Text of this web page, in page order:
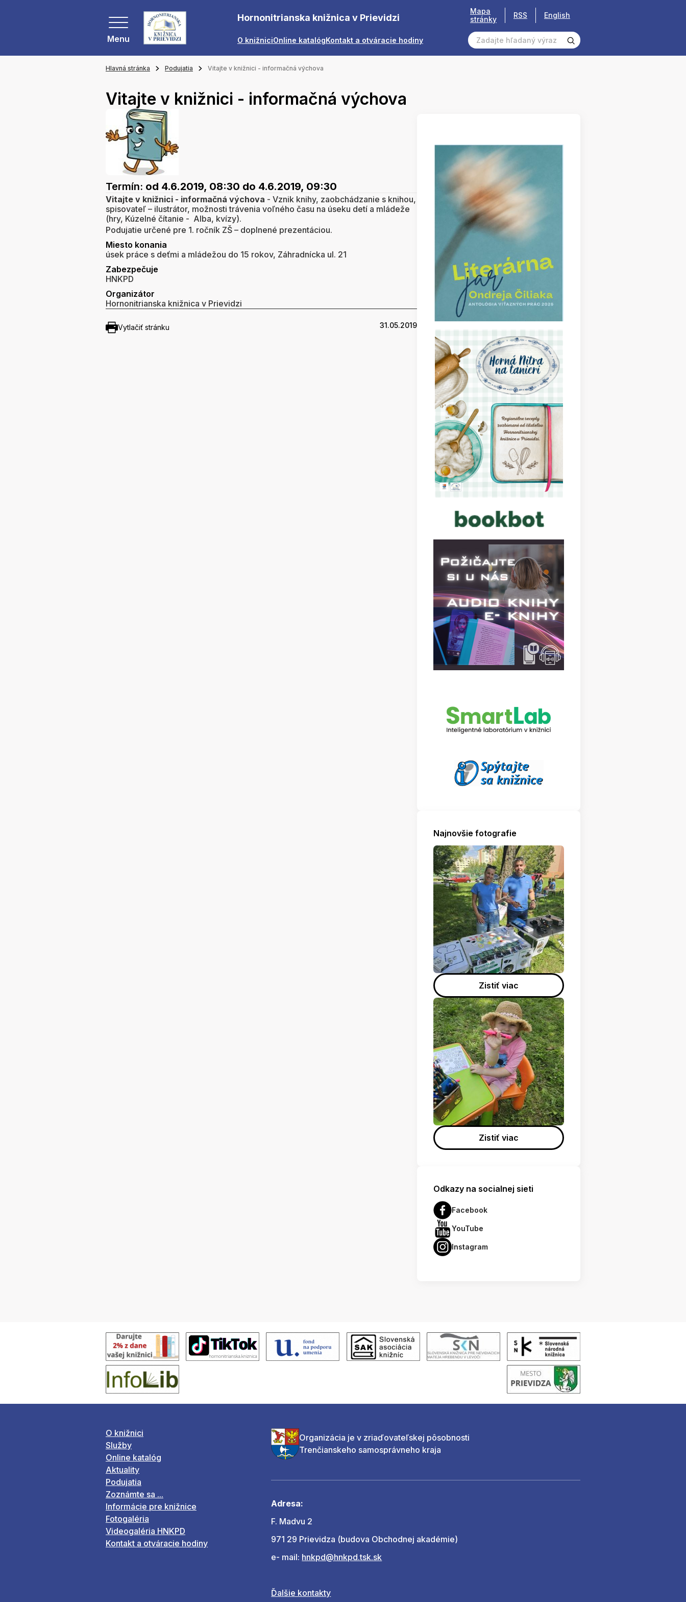
Menu
Hornonitrianska knižnica v Prievidzi
O knižniciOnline katalógKontakt a otváracie hodiny
Mapa
stránky
RSS English
Hlavná stránka Podujatia Vitajte v knižnici - informačná výchova
Vitajte v knižnici - informačná výchova
Termín: od 4.6.2019, 08:30 do 4.6.2019, 09:30
Vitajte v knižnici - informačná výchova - Vznik knihy, zaobchádzanie s knihou,
spisovateľ – ilustrátor, možnosti trávenia voľného času na úseku detí a mládeže
(hry, Kúzelné čítanie - Alba, kvízy).
Podujatie určené pre 1. ročník ZŠ – doplnené prezentáciou.
Miesto konania
úsek práce s deťmi a mládežou do 15 rokov, Záhradnícka ul. 21
Zabezpečuje
HNKPD
Organizátor
Hornonitrianska knižnica v Prievidzi
Vytlačiť stránku 31.05.2019
Najnovšie fotografie
Zistiť viac
Zistiť viac
Odkazy na socialnej sieti
Facebook
YouTube
Instagram
O knižnici
Služby
Online katalóg
Aktuality
Podujatia
Zoznámte sa ...
Informácie pre knižnice
Fotogaléria
Videogaléria HNKPD
Kontakt a otváracie hodiny
Organizácia je v zriaďovateľskej pôsobnosti
Trenčianskeho samosprávneho kraja
Adresa:
F. Madvu 2
971 29 Prievidza (budova Obchodnej akadémie)
e- mail: hnkpd@hnkpd.tsk.sk
Ďalšie kontakty